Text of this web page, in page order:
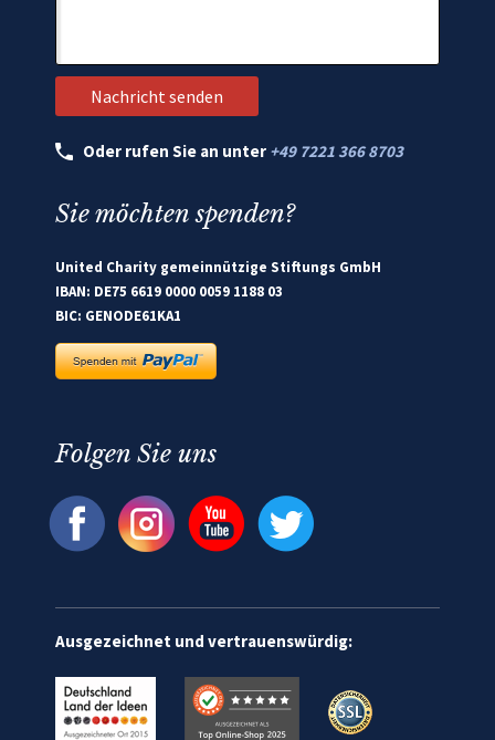
Oder rufen Sie an unter +49 7221 366 8703
Sie möchten spenden?
United Charity gemeinnützige Stiftungs GmbH
IBAN: DE75 6619 0000 0059 1188 03
BIC: GENODE61KA1
Folgen Sie uns
Ausgezeichnet und vertrauenswürdig: